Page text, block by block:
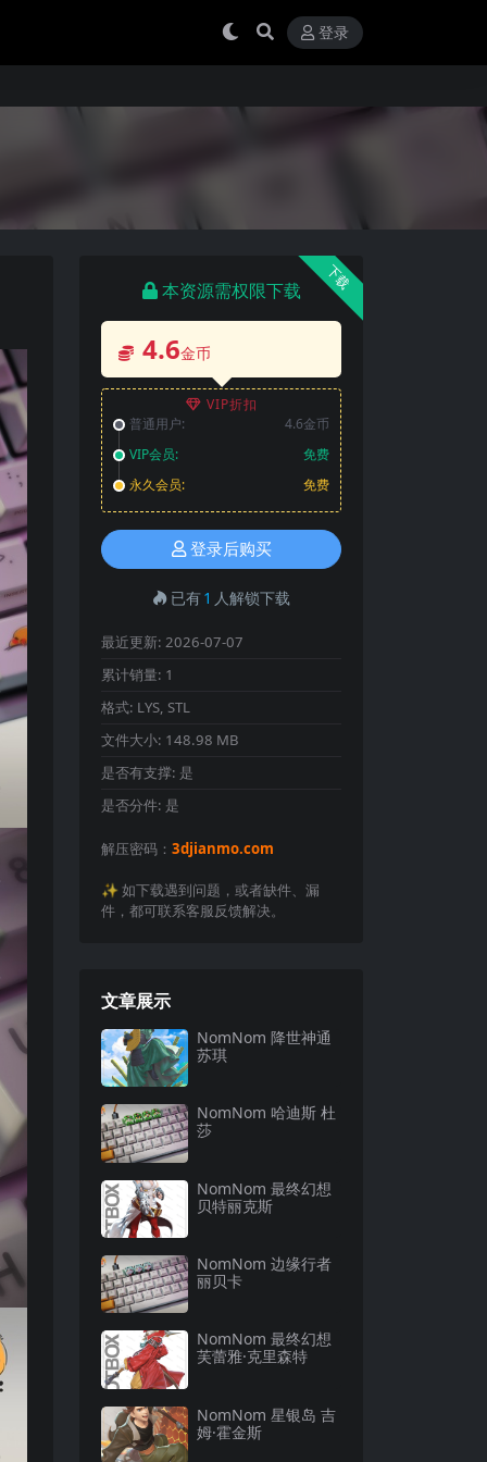
登录
下载
本资源需权限下载
4.6金币
VIP折扣
普通用户:
4.6金币
VIP会员:
免费
永久会员:
免费
登录后购买
已有1 人解锁下载
最近更新: 2026-07-07
累计销量: 1
格式: LYS, STL
文件大小: 148.98 MB
是否有支撑: 是
是否分件: 是
解压密码： 3djianmo.com
✨️ 如下载遇到问题，或者缺件、漏
件，都可联系客服反馈解决。
文章展示
NomNom 降世神通
苏琪
NomNom 哈迪斯 杜
莎
NomNom 最终幻想
贝特丽克斯
NomNom 边缘行者
丽贝卡
NomNom 最终幻想
芙蕾雅·克里森特
NomNom 星银岛 吉
姆·霍金斯